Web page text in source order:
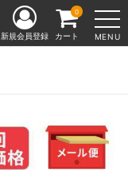
MENU
新規会員登録 カート
0